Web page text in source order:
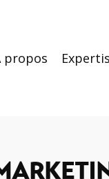
propos